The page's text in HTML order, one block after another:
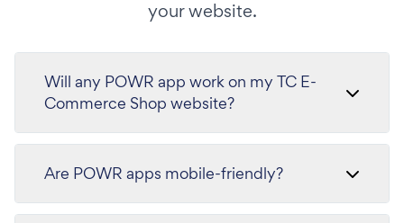
your website.
Will any POWR app work on my TC E-
Commerce Shop website?
Are POWR apps mobile-friendly?